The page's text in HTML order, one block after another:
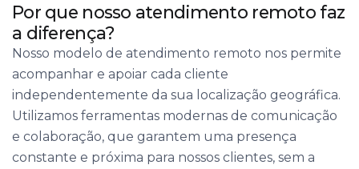
Por que nosso atendimento remoto faz
a diferença?
Nosso modelo de atendimento remoto nos permite
acompanhar e apoiar cada cliente
independentemente da sua localização geográfica.
Utilizamos ferramentas modernas de comunicação
e colaboração, que garantem uma presença
constante e próxima para nossos clientes, sem a